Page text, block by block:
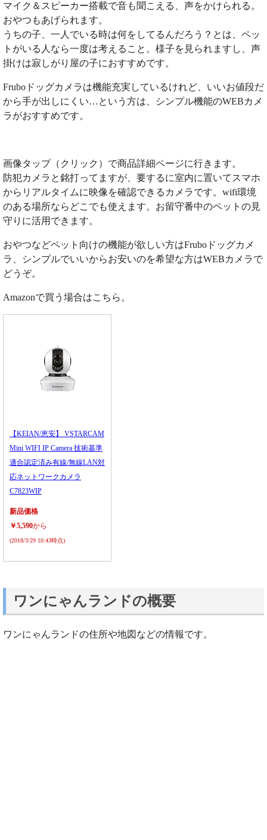
マイク＆スピーカー搭載で音も聞こえる、声をかけられる。
おやつもあげられます。
うちの子、一人でいる時は何をしてるんだろう？とは、ペッ
トがいる人なら一度は考えること。様子を見られますし、声
掛けは寂しがり屋の子におすすめです。
Fruboドッグカメラは機能充実しているけれど、いいお値段だ
から手が出しにくい…という方は、シンプル機能のWEBカメ
ラがおすすめです。
画像タップ（クリック）で商品詳細ページに行きます。
防犯カメラと銘打ってますが、要するに室内に置いてスマホ
からリアルタイムに映像を確認できるカメラです。wifi環境
のある場所ならどこでも使えます。お留守番中のペットの見
守りに活用できます。
おやつなどペット向けの機能が欲しい方はFruboドッグカメ
ラ、シンプルでいいからお安いのを希望な方はWEBカメラで
どうぞ。
Amazonで買う場合はこちら。
【KEIAN/恵安】 VSTARCAM
Mini WIFI IP Camera 技術基準
適合認定済み有線/無線LAN対
応ネットワークカメラ
C7823WIP
新品価格
￥5,590から
(2018/3/29 10:43時点)
ワンにゃんランドの概要
ワンにゃんランドの住所や地図などの情報です。